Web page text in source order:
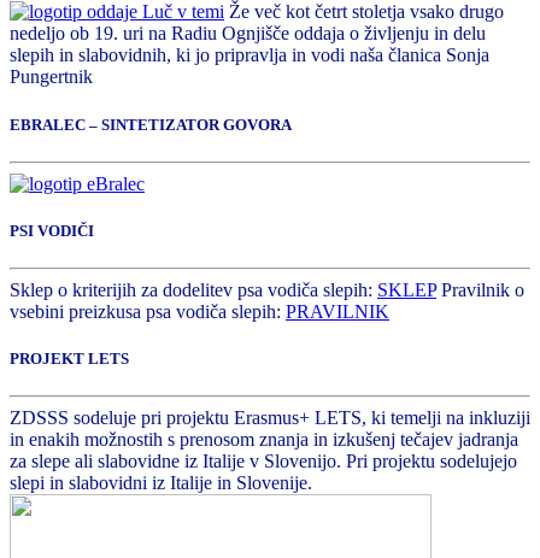
Že več kot četrt stoletja vsako drugo
nedeljo ob 19. uri na Radiu Ognjišče oddaja o življenju in delu
slepih in slabovidnih, ki jo pripravlja in vodi naša članica Sonja
Pungertnik
EBRALEC – SINTETIZATOR GOVORA
PSI VODIČI
Sklep o kriterijih za dodelitev psa vodiča slepih: SKLEPPravilnik o
vsebini preizkusa psa vodiča slepih: PRAVILNIK
PROJEKT LETS
ZDSSS sodeluje pri projektu Erasmus+ LETS, ki temelji na inkluziji
in enakih možnostih s prenosom znanja in izkušenj tečajev jadranja
za slepe ali slabovidne iz Italije v Slovenijo. Pri projektu sodelujejo
slepi in slabovidni iz Italije in Slovenije.